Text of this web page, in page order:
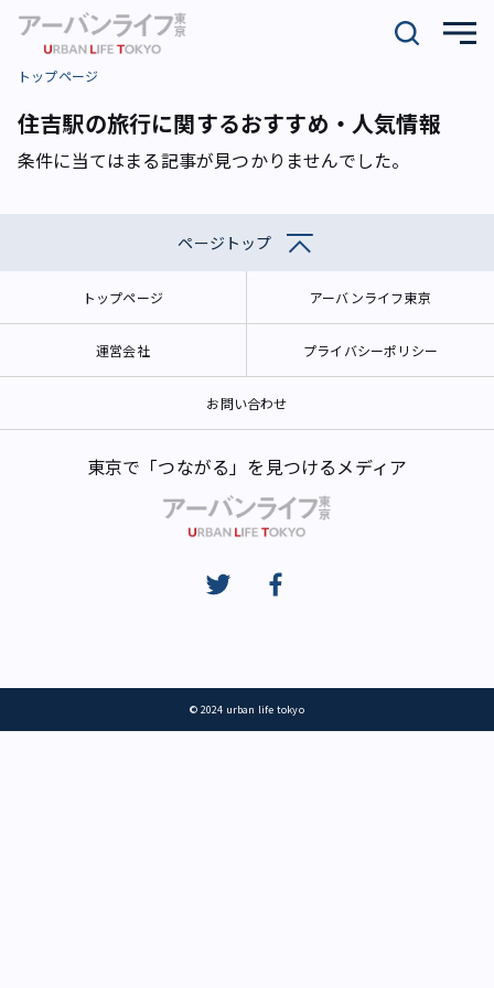
トップページ
住吉駅の旅行に関するおすすめ・人気情報
条件に当てはまる記事が見つかりませんでした。
ページトップ
トップページ アーバンライフ東京
運営会社 プライバシーポリシー
お問い合わせ
東京で「つながる」を見つけるメディア
© 2024 urban life tokyo